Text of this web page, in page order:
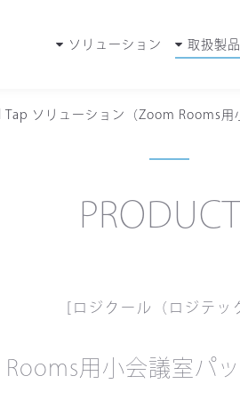
ソリューション 取扱製品
Tap ソリューション（Zoom Rooms用
[ロジクール（ロジテッ
用小会議室パ